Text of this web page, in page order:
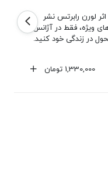
لورن رابرتس نشر
ویژه، فقط در آژانس
در زندگی خود کنید.
1,330,000 تومان